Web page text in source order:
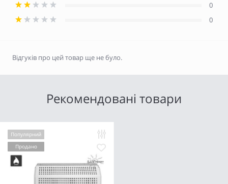
0
0
Відгуків про цей товар ще не було.
Рекомендовані товари
Популярний
Продано